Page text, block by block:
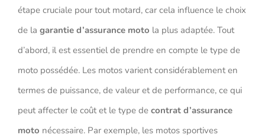
étape cruciale pour tout motard, car cela influence le choix
de la garantie d’assurance moto la plus adaptée. Tout
d’abord, il est essentiel de prendre en compte le type de
moto possédée. Les motos varient considérablement en
termes de puissance, de valeur et de performance, ce qui
peut affecter le coût et le type de contrat d’assurance
moto nécessaire. Par exemple, les motos sportives